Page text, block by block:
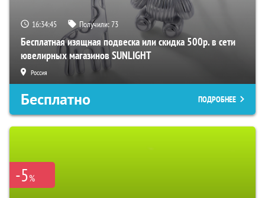
16:34:44 Получили:73
Бесплатная изящная подвеска или скидка 500р. в сети
ювелирных магазинов SUNLIGHT
Россия
Бесплатно ПОДРОБНЕЕ
-5%